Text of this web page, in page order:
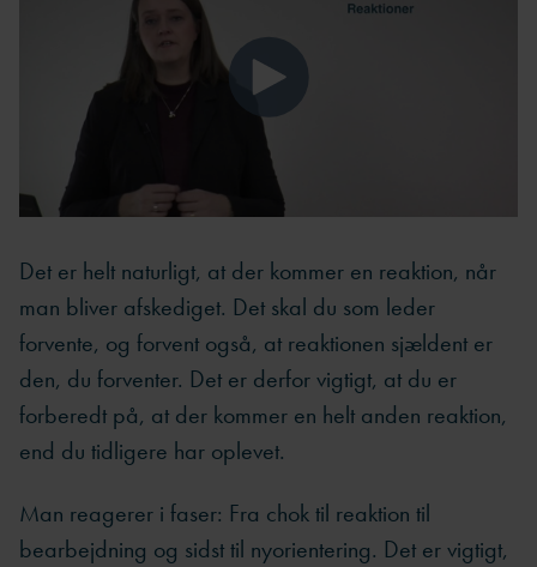
Det er helt naturligt, at der kommer en reaktion, når
man bliver afskediget. Det skal du som leder
forvente, og forvent også, at reaktionen sjældent er
den, du forventer. Det er derfor vigtigt, at du er
forberedt på, at der kommer en helt anden reaktion,
end du tidligere har oplevet.
Man reagerer i faser: Fra chok til reaktion til
bearbejdning og sidst til nyorientering. Det er vigtigt,